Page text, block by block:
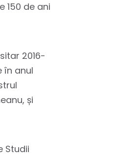
150 de ani
2016-
în anul
și
Studii